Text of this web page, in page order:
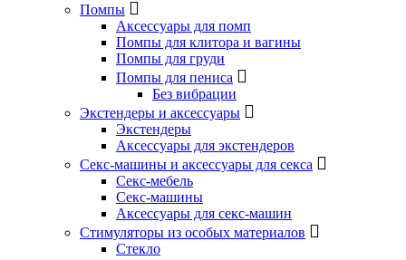
Помпы
Аксессуары для помп
Помпы для клитора и вагины
Помпы для груди
Помпы для пениса
Без вибрации
Экстендеры и аксессуары
Экстендеры
Аксессуары для экстендеров
Секс-машины и аксессуары для секса
Секс-мебель
Секс-машины
Аксессуары для секс-машин
Стимуляторы из особых материалов
Стекло